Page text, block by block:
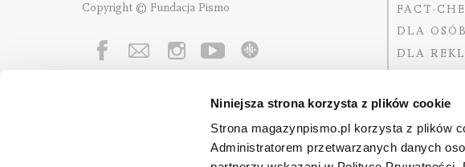
Niniejsza strona korzysta z plików cookie
Strona magazynpismo.pl korzysta z plików
Administratorem przetwarzanych danych
Copyright © Fundacja Pismo
FACT-
DLA
DLA
Fundację Pismowspierają: